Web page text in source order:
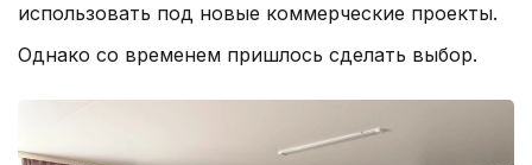
использовать под новые коммерческие проекты.
Однако со временем пришлось сделать выбор.